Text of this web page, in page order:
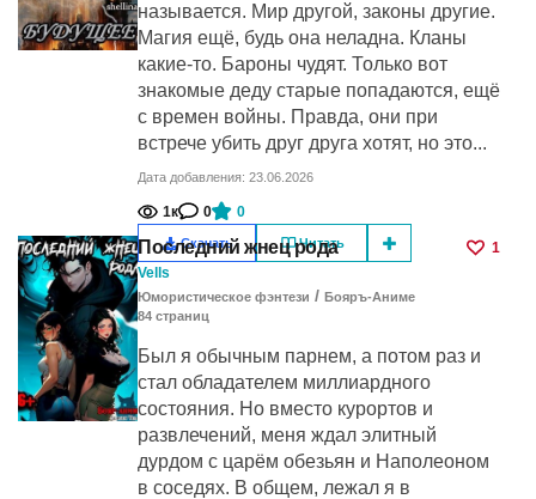
называется. Мир другой, законы другие.
Магия ещё, будь она неладна. Кланы
какие-то. Бароны чудят. Только вот
знакомые деду старые попадаются, ещё
с времен войны. Правда, они при
встрече убить друг друга хотят, но это...
Дата добавления: 23.06.2026
1к 0 0
Скачать Читать
Последний жнец рода
1
Vells
Юмористическое фэнтези / Бояръ-Аниме
84 cтраниц
Был я обычным парнем, а потом раз и
стал обладателем миллиардного
состояния. Но вместо курортов и
развлечений, меня ждал элитный
дурдом с царём обезьян и Наполеоном
в соседях. В общем, лежал я в